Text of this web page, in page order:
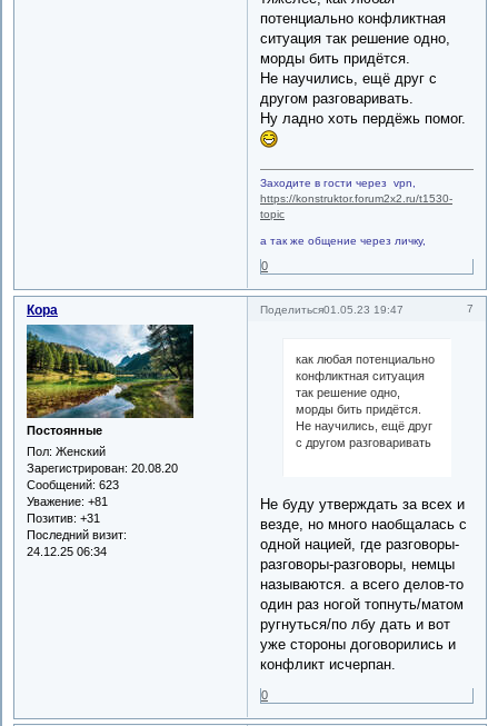
потенциально конфликтная
ситуация так решение одно,
морды бить придётся.
Не научились, ещё друг с
другом разговаривать.
Ну ладно хоть пердёжь помог.
Заходите в гости через vpn,
https://konstruktor.forum2x2.ru/t1530-
topic
а так же общение через личку,
0
Поделиться 7
01.05.23 19:47
Кора
Постоянные
Пол: Женский
Зарегистрирован: 20.08.20
Сообщений: 623
Уважение: +81
Позитив: +31
Последний визит:
24.12.25 06:34
как любая потенциально
конфликтная ситуация
так решение одно,
морды бить придётся.
Не научились, ещё друг
с другом разговаривать
Не буду утверждать за всех и
везде, но много наобщалась с
одной нацией, где разговоры-
разговоры-разговоры, немцы
называются. а всего делов-то
один раз ногой топнуть/матом
ругнуться/по лбу дать и вот
уже стороны договорились и
конфликт исчерпан.
0